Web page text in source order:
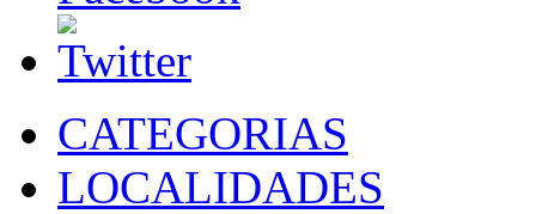
CATEGORIAS
LOCALIDADES